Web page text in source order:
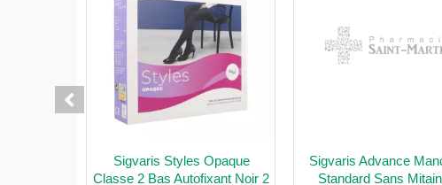
Sigvaris Styles Opaque
Classe 2 Bas Autofixant Noir 2
Sigvaris Advance
Standard Sans